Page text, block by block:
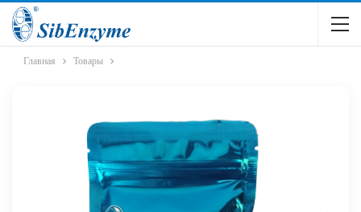
Главная Товары